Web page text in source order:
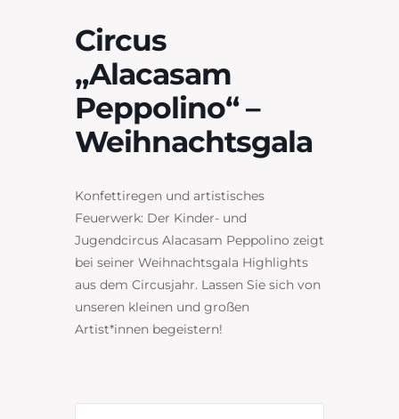
Circus
„Alacasam
Peppolino“ –
Weihnachtsgala
Konfettiregen und artistisches
Feuerwerk: Der Kinder- und
Jugendcircus Alacasam Peppolino zeigt
bei seiner Weihnachtsgala Highlights
aus dem Circusjahr. Lassen Sie sich von
unseren kleinen und großen
Artist*innen begeistern!